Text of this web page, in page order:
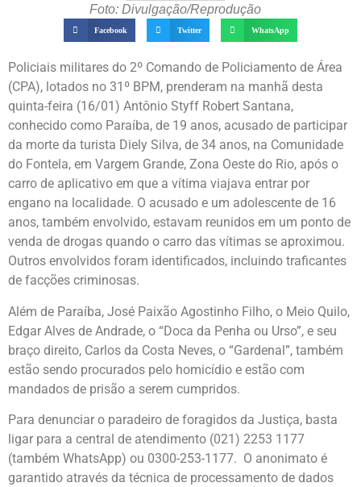
Foto: Divulgação/Reprodução
Facebook Twitter WhatsApp
Policiais militares do 2º Comando de Policiamento de Área
(CPA), lotados no 31º BPM, prenderam na manhã desta
quinta-feira (16/01) Antônio Styff Robert Santana,
conhecido como Paraíba, de 19 anos, acusado de participar
da morte da turista Diely Silva, de 34 anos, na Comunidade
do Fontela, em Vargem Grande, Zona Oeste do Rio, após o
carro de aplicativo em que a vítima viajava entrar por
engano na localidade. O acusado e um adolescente de 16
anos, também envolvido, estavam reunidos em um ponto de
venda de drogas quando o carro das vítimas se aproximou.
Outros envolvidos foram identificados, incluindo traficantes
de facções criminosas.
Além de Paraíba, José Paixão Agostinho Filho, o Meio Quilo,
Edgar Alves de Andrade, o “Doca da Penha ou Urso”, e seu
braço direito, Carlos da Costa Neves, o “Gardenal”, também
estão sendo procurados pelo homicídio e estão com
mandados de prisão a serem cumpridos.
Para denunciar o paradeiro de foragidos da Justiça, basta
ligar para a central de atendimento (021) 2253 1177
(também WhatsApp) ou 0300-253-1177. O anonimato é
garantido através da técnica de processamento de dados